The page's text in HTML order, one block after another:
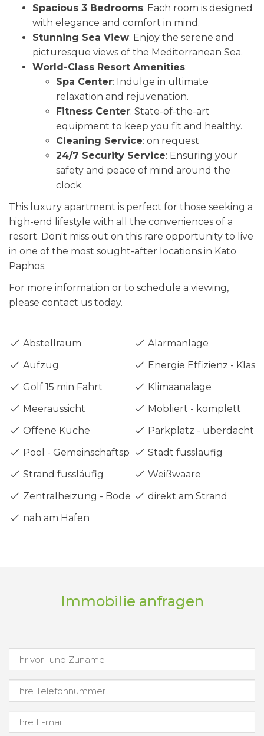
Spacious 3 Bedrooms: Each room is designed
with elegance and comfort in mind.
Stunning Sea View: Enjoy the serene and
picturesque views of the Mediterranean Sea.
World-Class Resort Amenities:
Spa Center: Indulge in ultimate
relaxation and rejuvenation.
Fitness Center: State-of-the-art
equipment to keep you fit and healthy.
Cleaning Service: on request
24/7 Security Service: Ensuring your
safety and peace of mind around the
clock.
This luxury apartment is perfect for those seeking a
high-end lifestyle with all the conveniences of a
resort. Don't miss out on this rare opportunity to live
in one of the most sought-after locations in Kato
Paphos.
For more information or to schedule a viewing,
please contact us today.
Abstellraum
Alarmanlage
Aufzug
Energie Effizienz -
Golf 15 min Fahrt
Klimaanalage
Meeraussicht
Möbliert - komplett
Offene Küche
Parkplatz - überdacht
Pool - Gemeinschaftspool Stadt fussläufig
Strand fussläufig
Weißwaare
Zentralheizung - Boden
direkt am Strand
nah am Hafen
Immobilie anfragen